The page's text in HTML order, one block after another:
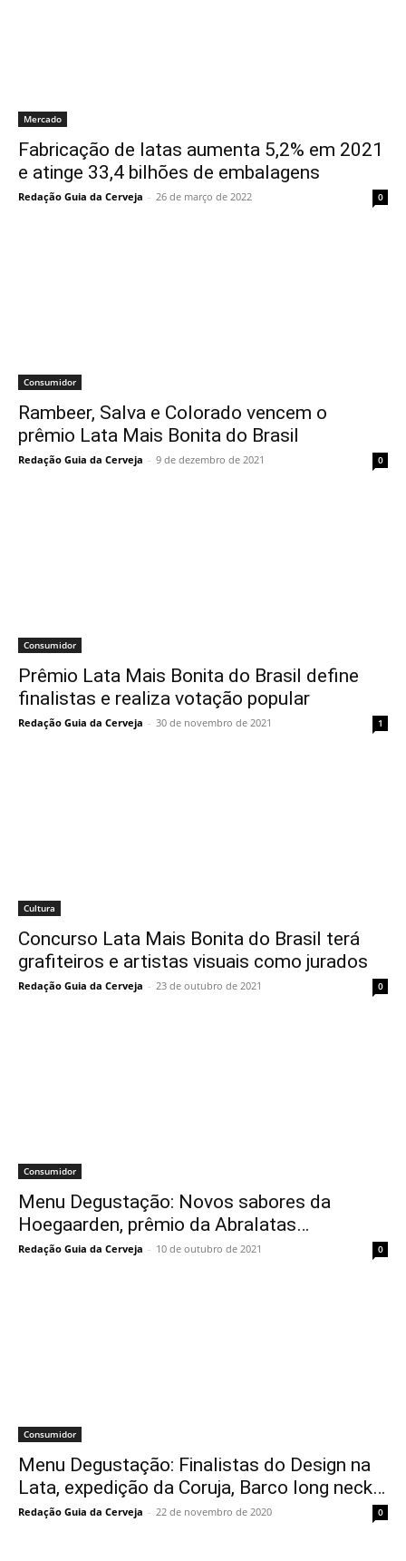
Mercado
Fabricação de latas aumenta 5,2% em 2021
e atinge 33,4 bilhões de embalagens
Redação Guia da Cerveja - 26 de março de 2022 0
Consumidor
Rambeer, Salva e Colorado vencem o
prêmio Lata Mais Bonita do Brasil
Redação Guia da Cerveja - 9 de dezembro de 2021 0
Consumidor
Prêmio Lata Mais Bonita do Brasil define
finalistas e realiza votação popular
Redação Guia da Cerveja - 30 de novembro de 2021 1
Cultura
Concurso Lata Mais Bonita do Brasil terá
grafiteiros e artistas visuais como jurados
Redação Guia da Cerveja - 23 de outubro de 2021 0
Consumidor
Menu Degustação: Novos sabores da
Hoegaarden, prêmio da Abralatas…
Redação Guia da Cerveja - 10 de outubro de 2021 0
Consumidor
Menu Degustação: Finalistas do Design na
Lata, expedição da Coruja, Barco long neck…
Redação Guia da Cerveja - 22 de novembro de 2020 0